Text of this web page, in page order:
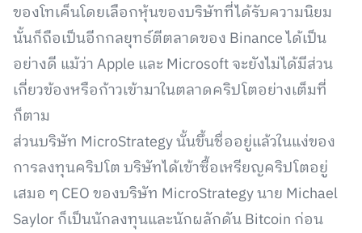
ของโทเค็นโดยเลือกหุ้นของบริษัทที่ได้รับความนิยม
นั้นก็ถือเป็นอีกกลยุทธ์ตีตลาดของ Binance ได้เป็น
อย่างดี แม้ว่า Apple และ Microsoft จะยังไม่ได้มีส่วน
เกี่ยวข้องหรือก้าวเข้ามาในตลาดคริปโตอย่างเต็มที่
ก็ตาม
ส่วนบริษัท MicroStrategy นั้นขึ้นชื่ออยู่แล้วในแง่ของ
การลงทุนคริปโต บริษัทได้เข้าซื้อเหรียญคริปโตอยู่
เสมอ ๆ CEO ของบริษัท MicroStrategy นาย Michael
Saylor ก็เป็นนักลงทุนและนักผลักดัน Bitcoin ก่อน